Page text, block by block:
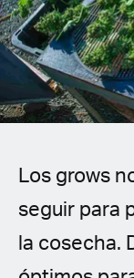
Spanish
German
French
Italian
Czech
Polish
Los grows
seguir para
la cosecha.